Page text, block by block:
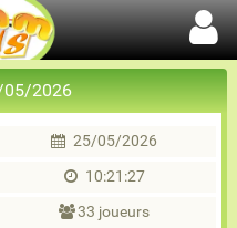
05/2026
25/05/2026
10:21:27
33 joueurs